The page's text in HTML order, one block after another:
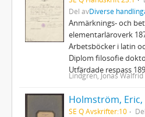
Del avDiverse
Anmärknings- och
elementarläroverk
Arbetsböcker i latin
Diplom filosofie
Utfärdade respass
Lindgren, Jonas Walfrid
SE Q Avskrifter:10